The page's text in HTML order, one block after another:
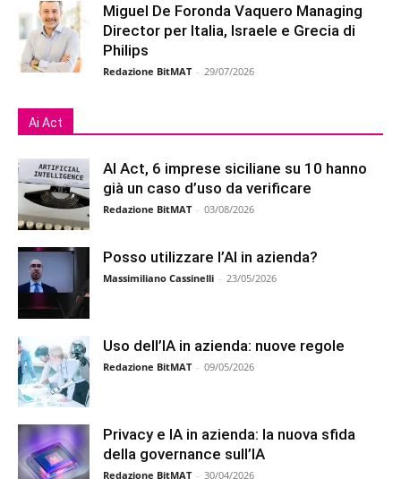
Miguel De Foronda Vaquero Managing
Director per Italia, Israele e Grecia di
Philips
Redazione BitMAT - 29/07/2026
Ai Act
AI Act, 6 imprese siciliane su 10 hanno
già un caso d’uso da verificare
Redazione BitMAT - 03/08/2026
Posso utilizzare l’AI in azienda?
Massimiliano Cassinelli - 23/05/2026
Uso dell’IA in azienda: nuove regole
Redazione BitMAT - 09/05/2026
Privacy e IA in azienda: la nuova sfida
della governance sull’IA
Redazione BitMAT - 30/04/2026